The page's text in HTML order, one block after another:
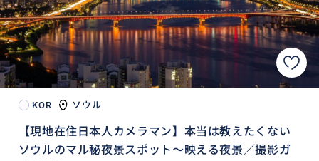
KOR ソウル
【現地在住日本人カメラマン】本当は教えたくない
ソウルのマル秘夜景スポット〜映える夜景／撮影ガ